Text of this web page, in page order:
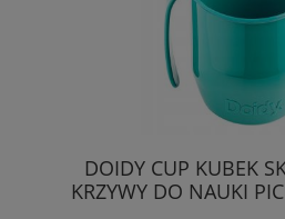
DOIDY CUP KUBEK
KRZYWY DO NAUKI